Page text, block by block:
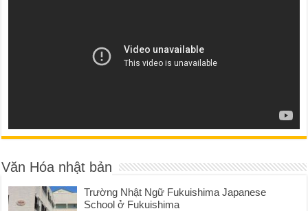
Văn Hóa nhật bản
Trường Nhật Ngữ Fukuishima Japanese
School ở Fukuishima